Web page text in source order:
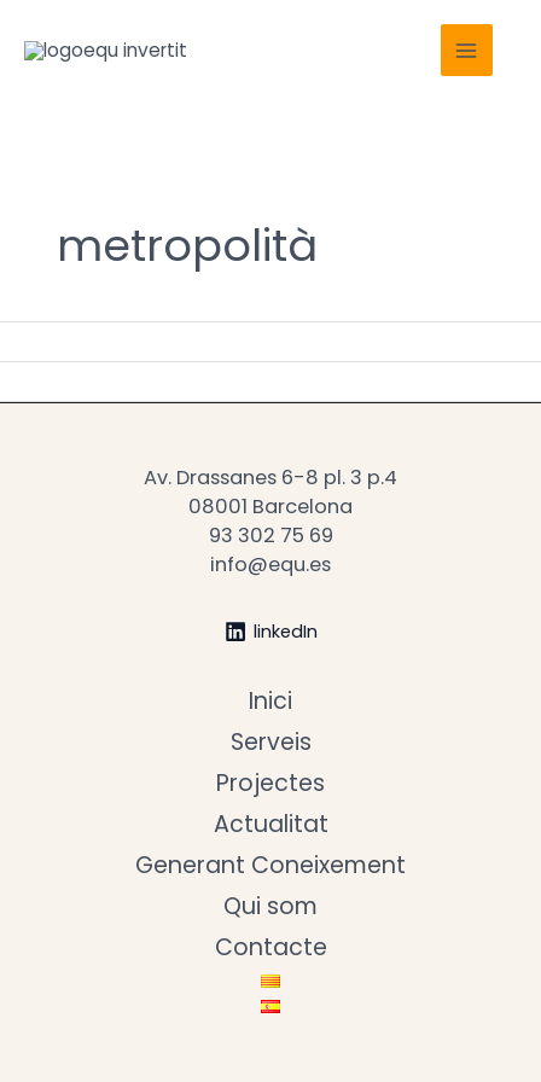
Main
Menu
metropolità
Av. Drassanes 6-8 pl. 3 p.4
08001 Barcelona
93 302 75 69
info@equ.es
linkedIn
Inici
Serveis
Projectes
Actualitat
Generant Coneixement
Qui som
Contacte